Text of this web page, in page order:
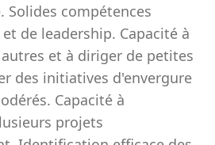
Solides compétences
de leadership. Capacité à
et à diriger de petites
des initiatives d'envergure
Capacité à
projets